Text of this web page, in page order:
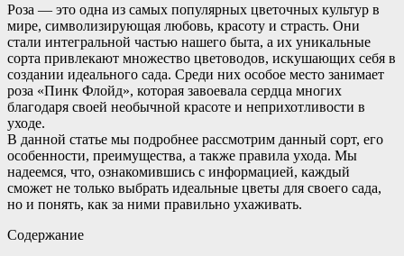
Роза — это одна из самых популярных цветочных культур в
мире, символизирующая любовь, красоту и страсть. Они
стали интегральной частью нашего быта, а их уникальные
сорта привлекают множество цветоводов, искушающих себя в
создании идеального сада. Среди них особое место занимает
роза «Пинк Флойд», которая завоевала сердца многих
благодаря своей необычной красоте и неприхотливости в
уходе.
В данной статье мы подробнее рассмотрим данный сорт, его
особенности, преимущества, а также правила ухода. Мы
надеемся, что, ознакомившись с информацией, каждый
сможет не только выбрать идеальные цветы для своего сада,
но и понять, как за ними правильно ухаживать.
Содержание